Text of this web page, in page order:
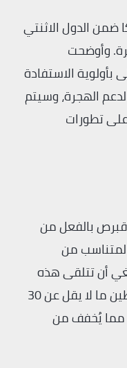
ضمن الدول الاثنتي
وأوضحت
الاستفادة
الهجرة، وسيتم
تطورات
وقبرص بالفعل من
من
أن تتلقى هذه
الدول الأربع المساعدة لإعادة توطين ما لا يقل عن 30
مما يُخفف من